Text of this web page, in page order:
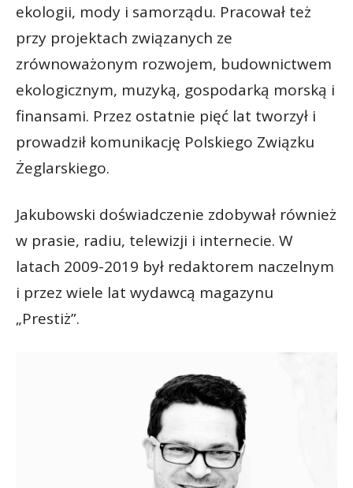
ekologii, mody i samorządu. Pracował też
przy projektach związanych ze
zrównoważonym rozwojem, budownictwem
ekologicznym, muzyką, gospodarką morską i
finansami. Przez ostatnie pięć lat tworzył i
prowadził komunikację Polskiego Związku
Żeglarskiego.
Jakubowski doświadczenie zdobywał również
w prasie, radiu, telewizji i internecie. W
latach 2009-2019 był redaktorem naczelnym
i przez wiele lat wydawcą magazynu
„Prestiż”.